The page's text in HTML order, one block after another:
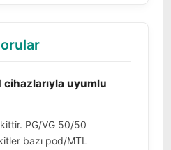
uyumlu
PG/VG 50/50
bazı pod/MTL